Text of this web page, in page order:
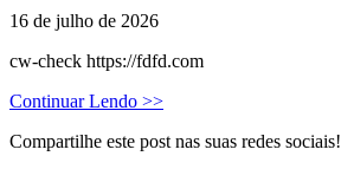
16 de julho de 2026
cw-check https://fdfd.com
Continuar Lendo >>
Compartilhe este post nas suas redes sociais!